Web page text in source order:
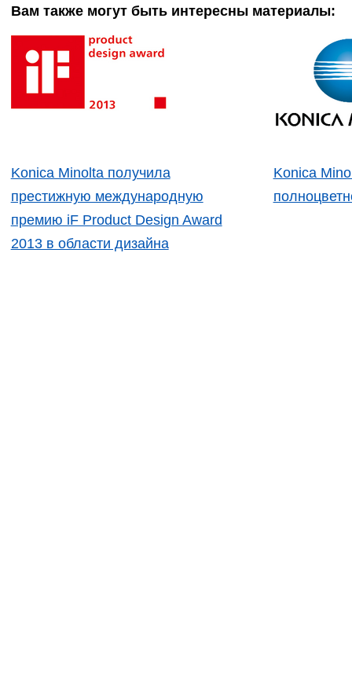
Вам также могут быть интересны материалы:
Konica Minolta получила
престижную международную
премию iF Product Design Award
2013 в области дизайна
Konica